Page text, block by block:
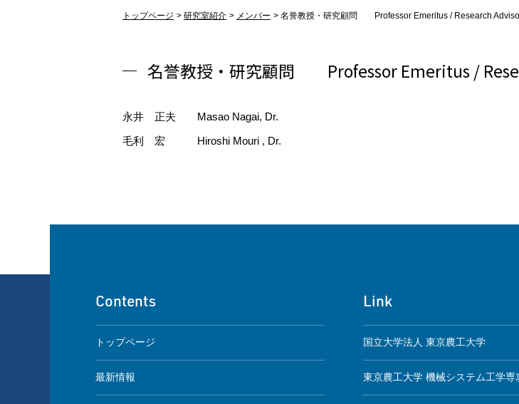
トップページ 研究室紹介 メンバー 名誉教授・研究顧問 Professor Emeritus / Research
名誉教授・研究顧問 Professor Emeritus /
永井 正夫 Masao Nagai, Dr.
毛利 宏 Hiroshi Mouri , Dr.
Contents
トップページ
最新情報
Link
国立大学法人 東京農工大学
東京農工大学 機械システム工学専